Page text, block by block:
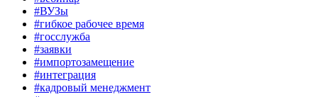
#ВУЗы
#гибкое рабочее время
#госслужба
#заявки
#импортозамещение
#интеграция
#кадровый менеджмент